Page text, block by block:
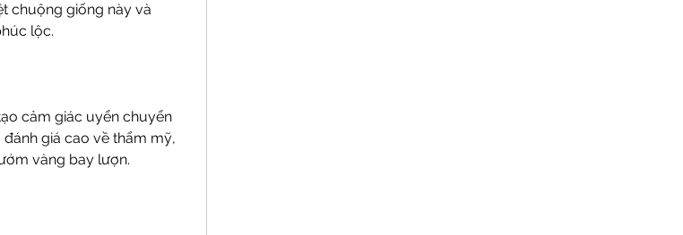
chuộng giống này và
lộc.
cảm giác uyển chuyển
giá cao về thẩm mỹ,
vàng bay lượn.